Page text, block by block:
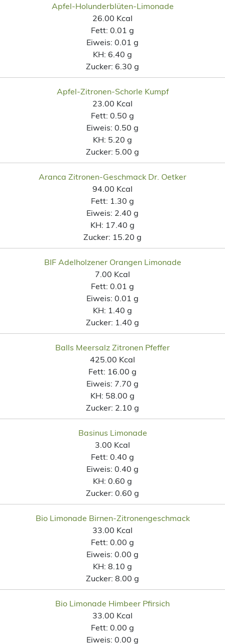
Apfel-Holunderblüten-Limonade
26.00 Kcal
Fett: 0.01 g
Eiweis: 0.01 g
KH: 6.40 g
Zucker: 6.30 g
Apfel-Zitronen-Schorle Kumpf
23.00 Kcal
Fett: 0.50 g
Eiweis: 0.50 g
KH: 5.20 g
Zucker: 5.00 g
Aranca Zitronen-Geschmack Dr. Oetker
94.00 Kcal
Fett: 1.30 g
Eiweis: 2.40 g
KH: 17.40 g
Zucker: 15.20 g
BIF Adelholzener Orangen Limonade
7.00 Kcal
Fett: 0.01 g
Eiweis: 0.01 g
KH: 1.40 g
Zucker: 1.40 g
Balls Meersalz Zitronen Pfeffer
425.00 Kcal
Fett: 16.00 g
Eiweis: 7.70 g
KH: 58.00 g
Zucker: 2.10 g
Basinus Limonade
3.00 Kcal
Fett: 0.40 g
Eiweis: 0.40 g
KH: 0.60 g
Zucker: 0.60 g
Bio Limonade Birnen-Zitronengeschmack
33.00 Kcal
Fett: 0.00 g
Eiweis: 0.00 g
KH: 8.10 g
Zucker: 8.00 g
Bio Limonade Himbeer Pfirsich
33.00 Kcal
Fett: 0.00 g
Eiweis: 0.00 g